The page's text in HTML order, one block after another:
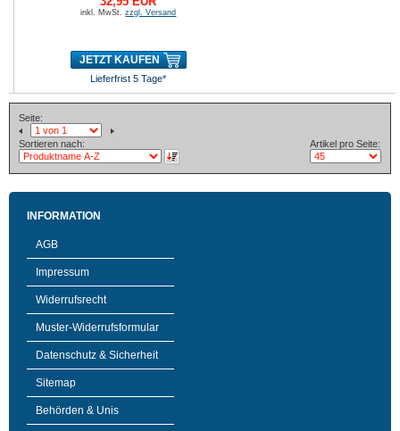
inkl. MwSt.zzgl. Versand
JETZT KAUFEN
Lieferfrist 5 Tage*
Seite:
Sortieren nach: Artikel pro Seite:
INFORMATION
AGB
Impressum
Widerrufsrecht
Muster-Widerrufsformular
Datenschutz & Sicherheit
Sitemap
Behörden & Unis